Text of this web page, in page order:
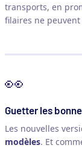
transports, en
filaires ne
👀
Guetter les
Les nouvelles
modèles. Et